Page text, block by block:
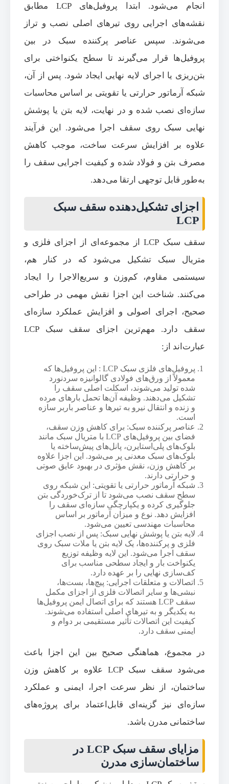
انجام می‌شود. ابتدا پروفیل‌های LCP مطابق
نقشه‌های اجرایی روی تیرهای اصلی نصب و تراز
می‌شوند. سپس عناصر پرکننده سبک در بین
پروفیل‌ها قرار می‌گیرند تا سطح یکنواختی برای
بتن‌ریزی یا اجرای لایه نهایی ایجاد شود. پس از آن،
شبکه آرماتور حرارتی یا تقویتی بر اساس محاسبات
سازه‌ای نصب شده و در نهایت، لایه بتن یا پوشش
نهایی سبک روی سقف اجرا می‌شود. این فرآیند
علاوه بر افزایش سرعت ساخت، موجب کاهش
مصرف بتن و فولاد شده و کیفیت اجرایی سقف را
به‌طور قابل توجهی ارتقا می‌دهد.
اجزای تشکیل‌دهنده سقف سبک
LCP
سقف سبک LCP از مجموعه‌ای از اجزای فلزی و
متریال سبک تشکیل می‌شود که در کنار هم،
سیستمی مقاوم، کم‌وزن و سریع‌الاجرا را ایجاد
می‌کنند. شناخت این اجزا نقش مهمی در طراحی
صحیح، اجرای اصولی و افزایش عملکرد سازه‌ای
سقف دارد. مهم‌ترین اجزای سقف سبک LCP
عبارت‌اند از:
پروفیل‌های فلزی سبک LCP : این پروفیل‌ها که
معمولاً از ورق‌های فولادی گالوانیزه سردنورد
شده تولید می‌شوند، اسکلت اصلی سقف را
تشکیل می‌دهند. وظیفه آن‌ها تحمل بارهای مرده
و زنده و انتقال نیرو به تیرها و عناصر باربر سازه
است.
عناصر پرکننده سبک: برای کاهش وزن سقف،
فضای بین پروفیل‌های LCP با متریال سبک مانند
بلوک‌های پلی‌استایرن، پانل‌های پیش‌ساخته یا
بلوک‌های سبک معدنی پر می‌شود. این اجزا علاوه
بر کاهش وزن، نقش مؤثری در بهبود عایق صوتی
و حرارتی دارند.
شبکه آرماتور حرارتی یا تقویتی: این شبکه روی
سطح سقف نصب می‌شود تا از ترک‌خوردگی بتن
جلوگیری کرده و یکپارچگی سازه‌ای سقف را
افزایش دهد. نوع و میزان آرماتور بر اساس
محاسبات مهندسی تعیین می‌شود.
لایه بتن یا پوشش نهایی سبک: پس از نصب اجزای
فلزی و پرکننده‌ها، یک لایه بتن یا ملات سبک روی
سقف اجرا می‌شود. این لایه وظیفه توزیع
یکنواخت بار و ایجاد سطحی مناسب برای
کف‌سازی نهایی را بر عهده دارد.
اتصالات و متعلقات اجرایی: پیچ‌ها، بست‌ها،
نبشی‌ها و سایر اتصالات فلزی از اجزای مکمل
سقف LCP هستند که برای اتصال ایمن پروفیل‌ها
به یکدیگر و به تیرهای اصلی استفاده می‌شوند.
کیفیت این اتصالات تأثیر مستقیمی بر دوام و
ایمنی سقف دارد.
در مجموع، هماهنگی صحیح بین این اجزا باعث
می‌شود سقف سبک LCP علاوه بر کاهش وزن
ساختمان، از نظر سرعت اجرا، ایمنی و عملکرد
سازه‌ای نیز گزینه‌ای قابل‌اعتماد برای پروژه‌های
ساختمانی مدرن باشد.
مزایای سقف سبک LCP در
ساختمان‌سازی مدرن